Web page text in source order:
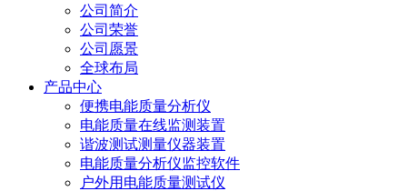
公司简介
公司荣誉
公司愿景
全球布局
产品中心
便携电能质量分析仪
电能质量在线监测装置
谐波测试测量仪器装置
电能质量分析仪监控软件
户外用电能质量测试仪